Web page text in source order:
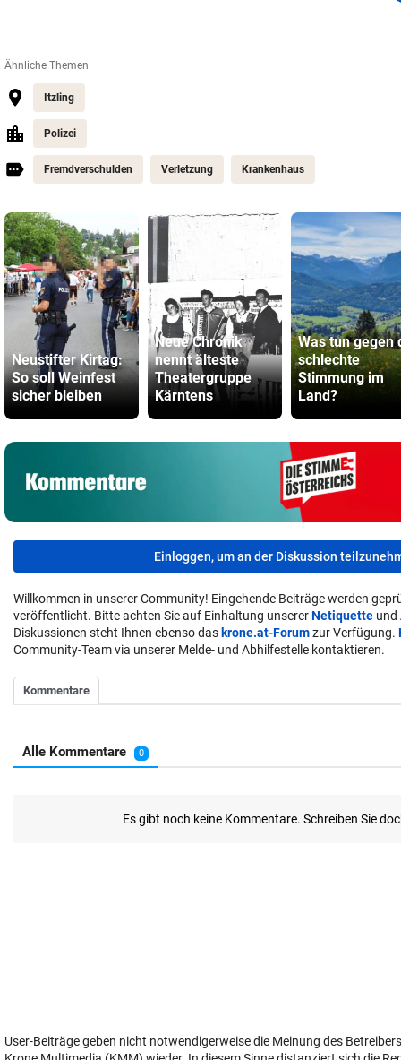
Ähnliche Themen
Itzling
Polizei
Fremdverschulden Verletzung Krankenhaus
Neustifter Kirtag:
So soll Weinfest
sicher bleiben
Neue Chronik
nennt älteste
Theatergruppe
Kärntens
Was tun gegen
schlechte
Stimmung im
Land?
Einloggen, um an der Diskussion
Willkommen in unserer Community! Eingehende Beiträge werden
veröffentlicht. Bitte achten Sie auf Einhaltung unsererNetiquette und
Diskussionen steht Ihnen ebenso das krone.at-Forumzur Verfügung.
Community-Team via unserer Melde- und Abhilfestelle kontaktieren.
User-Beiträge geben nicht notwendigerweise die Meinung des